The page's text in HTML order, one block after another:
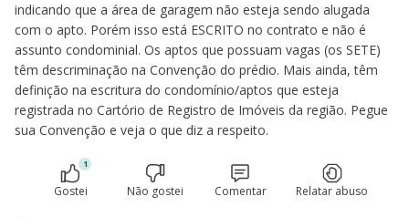
indicando que a área de garagem não esteja sendo alugada
com o apto. Porém isso está ESCRITO no contrato e não é
assunto condominial. Os aptos que possuam vagas (os SETE)
têm descriminação na Convenção do prédio. Mais ainda, têm
definição na escritura do condomínio/aptos que esteja
registrada no Cartório de Registro de Imóveis da região. Pegue
sua Convenção e veja o que diz a respeito.
1
Gostei Não gostei Comentar Relatar abuso